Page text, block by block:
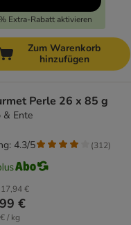
Extra-Rabatt aktivieren
Zum Warenkorb
hinzufügen
Perle 26 x 85 g
& Ente
17,94 €
€
/ kg
4.3/5 (312)